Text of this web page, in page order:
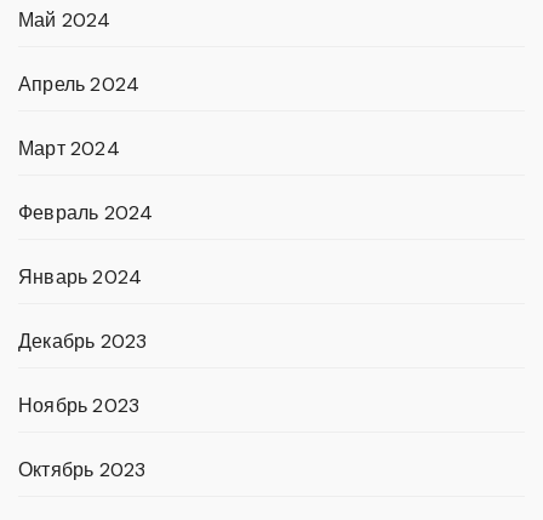
Май 2024
Апрель 2024
Март 2024
Февраль 2024
Январь 2024
Декабрь 2023
Ноябрь 2023
Октябрь 2023